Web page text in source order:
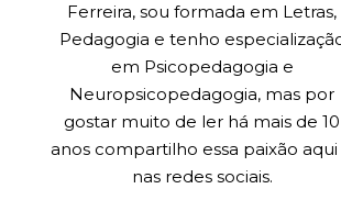
Ferreira, sou formada em Letras,
Pedagogia e tenho
em Psicopedagogia e
Neuropsicopedagogia, mas por
gostar muito de ler há mais de 10
anos compartilho essa paixão aqui
nas redes sociais.